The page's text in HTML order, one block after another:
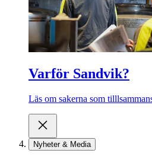
Varför Sandvik?
Läs om sakerna som
Nyheter & Media